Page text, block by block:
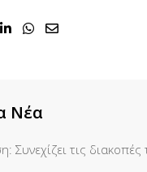
LinkedInWhatsapp
Share
Νέα
Συνεχίζει τις διακοπές